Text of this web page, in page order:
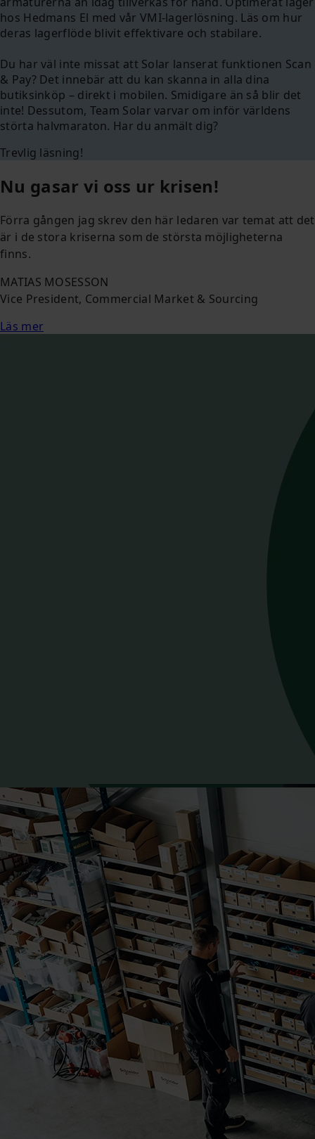
hos Hedmans El med vår VMI-lagerlösning. Läs om hur
deras lagerflöde blivit effektivare och stabilare.
Du har väl inte missat att Solar lanserat funktionen Scan
& Pay? Det innebär att du kan skanna in alla dina
butiksinköp – direkt i mobilen. Smidigare än så blir det
inte! Dessutom, Team Solar varvar om inför världens
störta halvmaraton. Har du anmält dig?
Trevlig läsning!
Nu gasar vi oss ur krisen!
Förra gången jag skrev den här ledaren var temat att det
är i de stora kriserna som de största möjligheterna
finns.
MATIAS MOSESSON
Vice President, Commercial Market & Sourcing
Läs mer